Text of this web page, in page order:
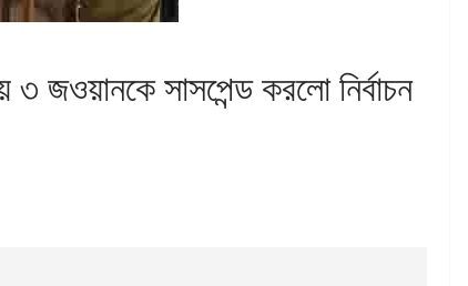
৩ জওয়ানকে সাসপেন্ড করলো নির্বাচন